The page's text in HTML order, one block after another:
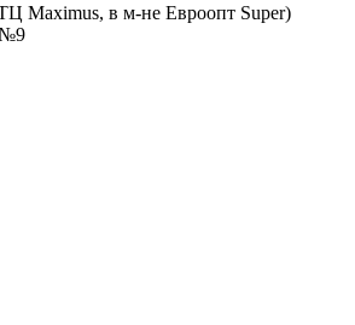
Maximus, в м-не Евроопт Super)
№9